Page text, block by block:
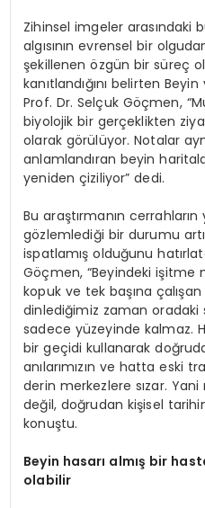
Zihinsel imgeler arasındaki
algısının evrensel bir
şekillenen özgün bir süreç
kanıtlandığını belirten
Prof. Dr. Selçuk Göçmen,
biyolojik bir gerçeklikten
olarak görülüyor. Notalar
anlamlandıran beyin
yeniden çiziliyor” dedi.
Bu araştırmanın cerrahların
gözlemlediği bir durumu
ispatlamış olduğunu
Göçmen, “Beyindeki işitme
kopuk ve tek başına
dinlediğimiz zaman oradaki
sadece yüzeyinde kalmaz.
bir geçidi kullanarak
anılarımızın ve hatta eski
derin merkezlere sızar.
değil, doğrudan kişisel
konuştu.
Beyin hasarı almış bir
olabilir